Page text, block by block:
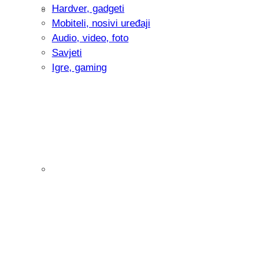
Intervju: Goran Jović, fotograf -
Hardver, gadgeti
Mobiteli, nosivi uređaji
Audio, video, foto
Savjeti
Igre, gaming